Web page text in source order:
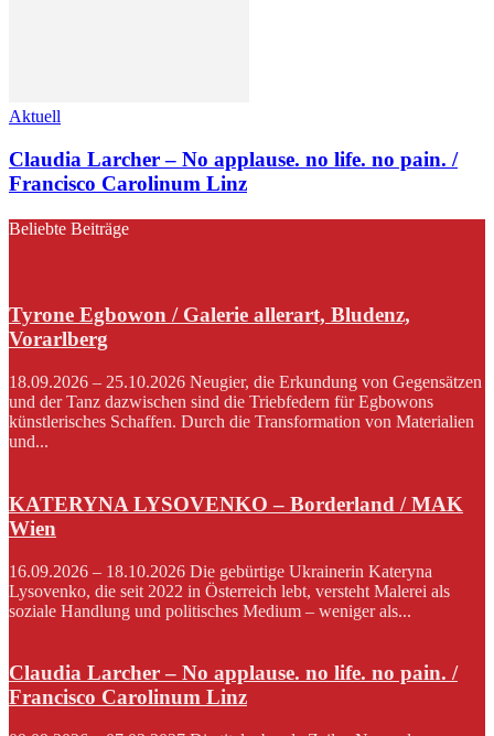
Aktuell
Claudia Larcher – No applause. no life. no pain. /
Francisco Carolinum Linz
Beliebte Beiträge
Tyrone Egbowon / Galerie allerart, Bludenz,
Vorarlberg
18.09.2026 – 25.10.2026 Neugier, die Erkundung von Gegensätzen
und der Tanz dazwischen sind die Triebfedern für Egbowons
künstlerisches Schaffen. Durch die Transformation von Materialien
und...
KATERYNA LYSOVENKO – Borderland / MAK
Wien
16.09.2026 – 18.10.2026 Die gebürtige Ukrainerin Kateryna
Lysovenko, die seit 2022 in Österreich lebt, versteht Malerei als
soziale Handlung und politisches Medium – weniger als...
Claudia Larcher – No applause. no life. no pain. /
Francisco Carolinum Linz